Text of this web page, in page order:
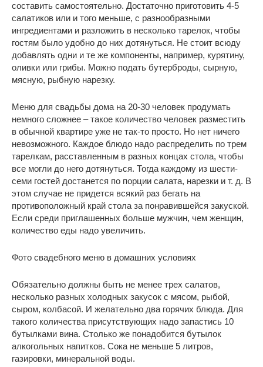
составить самостоятельно. Достаточно приготовить 4-5
салатиков или и того меньше, с разнообразными
ингредиентами и разложить в несколько тарелок, чтобы
гостям было удобно до них дотянуться. Не стоит всюду
добавлять одни и те же компоненты, например, курятину,
оливки или грибы. Можно подать бутерброды, сырную,
мясную, рыбную нарезку.
Меню для свадьбы дома на 20-30 человек продумать
немного сложнее – такое количество человек разместить
в обычной квартире уже не так-то просто. Но нет ничего
невозможного. Каждое блюдо надо распределить по трем
тарелкам, расставленным в разных концах стола, чтобы
все могли до него дотянуться. Тогда каждому из шести-
семи гостей достанется по порции салата, нарезки и т. д. В
этом случае не придется всякий раз бегать на
противоположный край стола за понравившейся закуской.
Если среди приглашенных больше мужчин, чем женщин,
количество еды надо увеличить.
Фото свадебного меню в домашних условиях
Обязательно должны быть не менее трех салатов,
несколько разных холодных закусок с мясом, рыбой,
сыром, колбасой. И желательно два горячих блюда. Для
такого количества присутствующих надо запастись 10
бутылками вина. Столько же понадобится бутылок
алкогольных напитков. Сока не меньше 5 литров,
газировки, минеральной воды.